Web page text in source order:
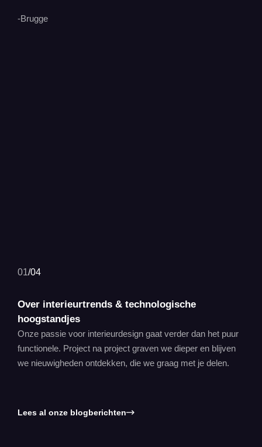
-Brugge
01/04
Over interieurtrends & technologische
hoogstandjes
Onze passie voor interieurdesign gaat verder dan het puur
functionele. Project na project graven we dieper en blijven
we nieuwigheden ontdekken, die we graag met je delen.
Lees al onze blogberichten